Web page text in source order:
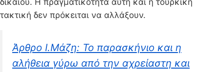
δικαίου. Η πραγματικότητα αυτή και η τουρκική
τακτική δεν πρόκειται να αλλάξουν.
Άρθρο Ι.Μάζη: Το παρασκήνιο και η
αλήθεια γύρω από την αχρείαστη και